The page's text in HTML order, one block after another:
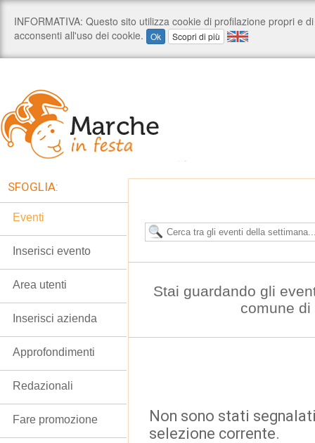
Stai guardando gli
comune
Non sono stati
selezione corrente.
SFOGLIA:
Eventi
Inserisci evento
Area utenti
Inserisci azienda
Approfondimenti
Redazionali
Fare promozione